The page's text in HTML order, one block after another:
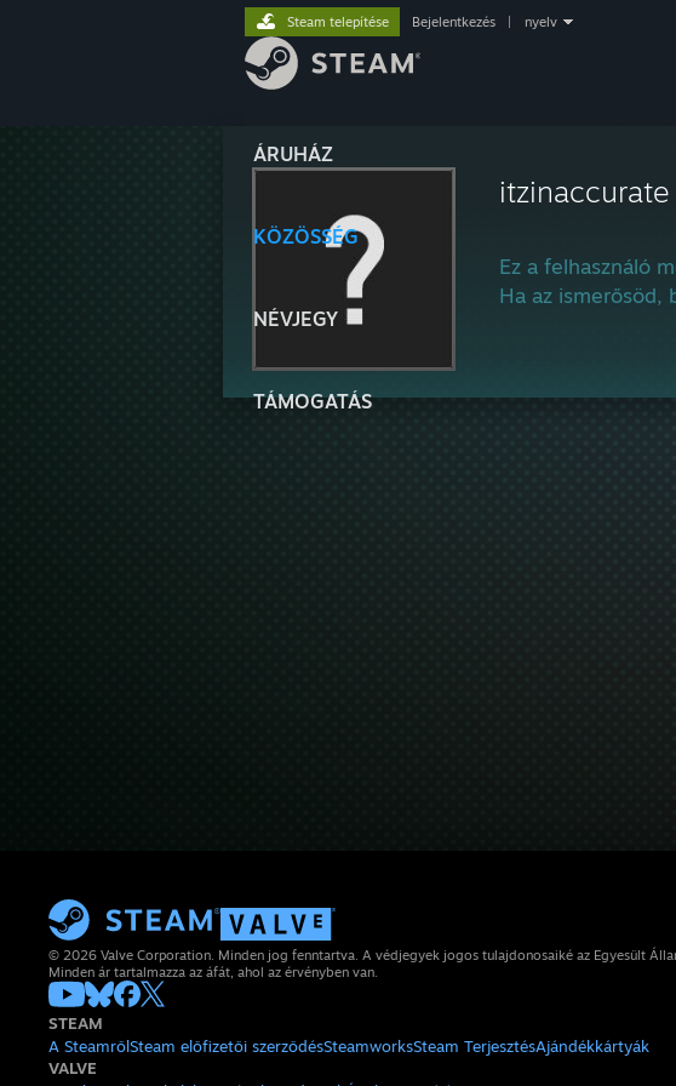
ÁRUHÁZ
KÖZÖSSÉG
NÉVJEGY
TÁMOGATÁS
Steam telepítése Bejelentkezés nyelv
itzinaccurate
Ez a felhasználó
Ha az ismerősöd,
© 2026 Valve Corporation. Minden jog fenntartva. A védjegyek jogos tulajdonosaiké az Egyesült
Minden ár tartalmazza az áfát, ahol az érvényben van.
STEAM
A SteamrőlSteam előfizetői szerződésSteamworksSteam TerjesztésAjándékkártyák
VALVE